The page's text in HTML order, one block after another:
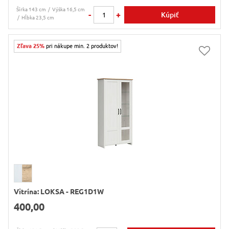
Šírka 143 cm
Výška 16,5 cm
Hĺbka 23,5 cm
- + Kúpiť
Zľava 25% pri nákupe min. 2 produktov!
Vitrína: LOKSA - REG1D1W
400,00